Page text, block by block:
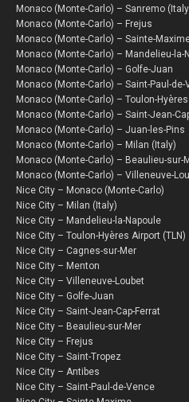
Monaco (Monte-Carlo) – Sanremo
Monaco (Monte-Carlo) – Frejus
Monaco (Monte-Carlo) – Sainte-
Monaco (Monte-Carlo) – Mandelieu-la-
Monaco (Monte-Carlo) – Golfe-Juan
Monaco (Monte-Carlo) – Saint-Paul-de-
Monaco (Monte-Carlo) – Toulon-
Monaco (Monte-Carlo) – Saint-Jean-
Monaco (Monte-Carlo) – Juan-les-Pins
Monaco (Monte-Carlo) – Milan (Italy)
Monaco (Monte-Carlo) – Beaulieu-sur-
Monaco (Monte-Carlo) – Villeneuve-
Nice City – Monaco (Monte-Carlo)
Nice City – Milan (Italy)
Nice City – Mandelieu-la-Napoule
Nice City – Toulon-Hyères Airport (TLN)
Nice City – Cagnes-sur-Mer
Nice City – Menton
Nice City – Villeneuve-Loubet
Nice City – Golfe-Juan
Nice City – Saint-Jean-Cap-Ferrat
Nice City – Beaulieu-sur-Mer
Nice City – Frejus
Nice City – Saint-Tropez
Nice City – Antibes
Nice City – Saint-Paul-de-Vence